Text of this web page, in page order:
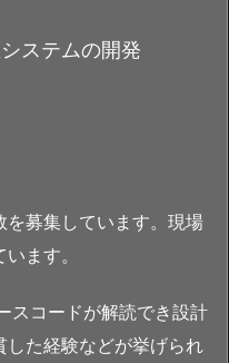
ステムの開発
募集しています。現場
ます。
スコードが解読でき設計
た経験などが挙げられ